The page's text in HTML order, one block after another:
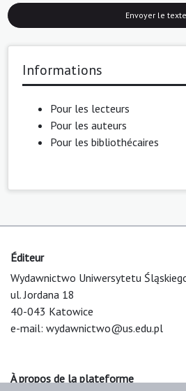
Envoyer le texte
Informations
Pour les lecteurs
Pour les auteurs
Pour les bibliothécaires
Éditeur
Wydawnictwo Uniwersytetu
ul. Jordana 18
40-043 Katowice
e-mail: wydawnictwo@us.edu.pl
À propos de la plateforme